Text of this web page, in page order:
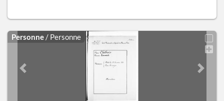
Personne / Personne
Previous slide Next